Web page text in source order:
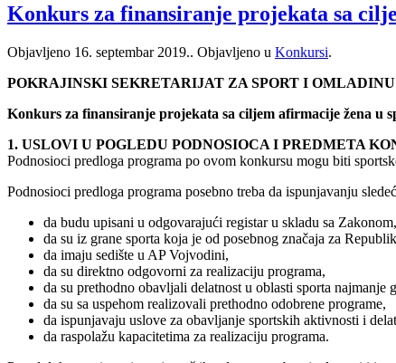
Konkurs za finansiranje projekata sa
Objavljeno 16. septembar 2019.. Objavljeno u Konkursi.
POKRAJINSKI SEKRETARIJAT ZA SPORT I OMLADINU
Konkurs za finansiranje projekata sa ciljem afirmacije žena u
1. USLOVI U POGLEDU PODNOSIOCA I PREDMETA
Podnosioci predloga programa po ovom konkursu mogu biti
Podnosioci predloga programa posebno treba da ispunjavanju
da budu upisani u odgovarajući registar u skladu sa Zakonom,
da su iz grane sporta koja je od posebnog značaja za
da imaju sedište u AP Vojvodini,
da su direktno odgovorni za realizaciju programa,
da su prethodno obavljali delatnost u oblasti sporta najmanje
da su sa uspehom realizovali prethodno odobrene programe,
da ispunjavaju uslove za obavljanje sportskih aktivnosti i
da raspolažu kapacitetima za realizaciju programa.